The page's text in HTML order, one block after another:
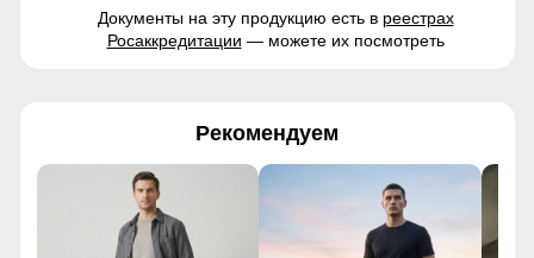
Документы на эту продукцию есть в реестрах
Росаккредитации — можете их посмотреть
Рекомендуем